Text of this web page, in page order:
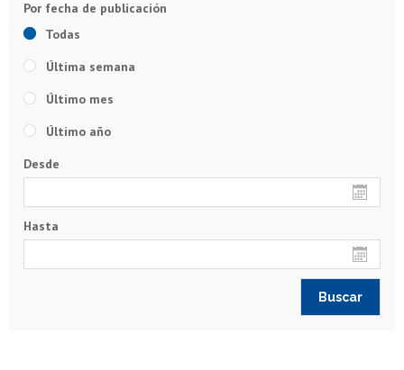
Todas
Última semana
Último mes
Último año
Desde
Hasta